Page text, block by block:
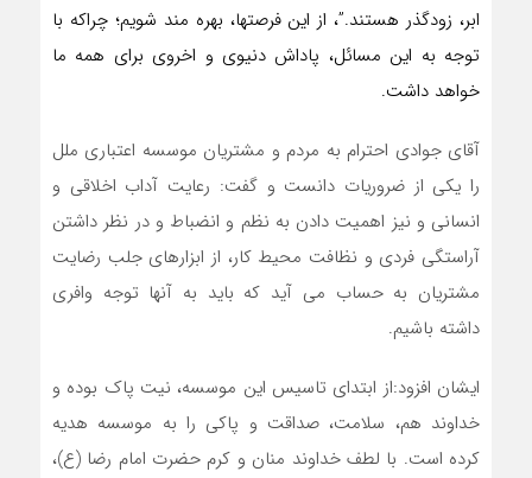
ابر، زودگذر هستند.”، از این فرصتها، بهره مند شویم؛ چراکه با
توجه به این مسائل، پاداش دنیوی و اخروی برای همه ما
خواهد داشت.
آقای جوادی احترام به مردم و مشتریان موسسه اعتباری ملل
را یکی از ضروریات دانست و گفت: رعایت آداب اخلاقی و
انسانی و نیز اهمیت دادن به نظم و انضباط و در نظر داشتن
آراستگی فردی و نظافت محیط کار، از ابزارهای جلب رضایت
مشتریان به حساب می آید که باید به آنها توجه وافری
داشته باشیم.
ایشان افزود:از ابتدای تاسیس این موسسه، نیت پاک بوده و
خداوند هم، سلامت، صداقت و پاکی را به موسسه هدیه
کرده است. با لطف خداوند منان و کرم حضرت امام رضا (ع)،